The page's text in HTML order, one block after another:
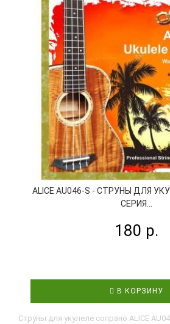
ALICE AU046-S - СТРУНЫ ДЛЯ
СЕРИЯ...
180 р.
В КОРЗИНУ
Струны для укулеле сопрано ALICE